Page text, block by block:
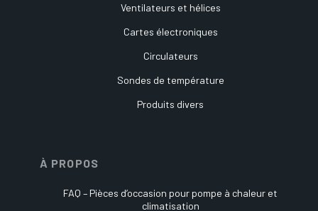
Ventilateurs et hélices
Cartes électroniques
Circulateurs
Sondes de température
Produits divers
À PROPOS
FAQ – Pièces d’occasion pour pompe à chaleur et
climatisation